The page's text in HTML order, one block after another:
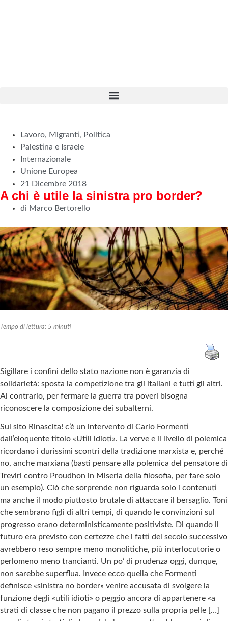
Lavoro, Migranti, Politica
Palestina e Israele
Internazionale
Unione Europea
21 Dicembre 2018
A chi è utile la sinistra pro border?
di Marco Bertorello
Tempo di lettura: 5 minuti
Sigillare i confini dello stato nazione non è garanzia di
solidarietà: sposta la competizione tra gli italiani e tutti gli altri.
Al contrario, per fermare la guerra tra poveri bisogna
riconoscere la composizione dei subalterni.
Sul sito Rinascita! c’è un intervento di Carlo Formenti
dall’eloquente titolo «Utili idioti». La verve e il livello di polemica
ricordano i durissimi scontri della tradizione marxista e, perché
no, anche marxiana (basti pensare alla polemica del pensatore di
Treviri contro Proudhon in Miseria della filosofia, per fare solo
un esempio). Ciò che sorprende non riguarda solo i contenuti
ma anche il modo piuttosto brutale di attaccare il bersaglio. Toni
che sembrano figli di altri tempi, di quando le convinzioni sul
progresso erano deterministicamente positiviste. Di quando il
futuro era previsto con certezze che i fatti del secolo successivo
avrebbero reso sempre meno monolitiche, più interlocutorie o
perlomeno meno trancianti. Un po’ di prudenza oggi, dunque,
non sarebbe superflua. Invece ecco quella che Formenti
definisce «sinistra no border» venire accusata di svolgere la
funzione degli «utili idioti» o peggio ancora di appartenere «a
strati di classe che non pagano il prezzo sulla propria pelle […]